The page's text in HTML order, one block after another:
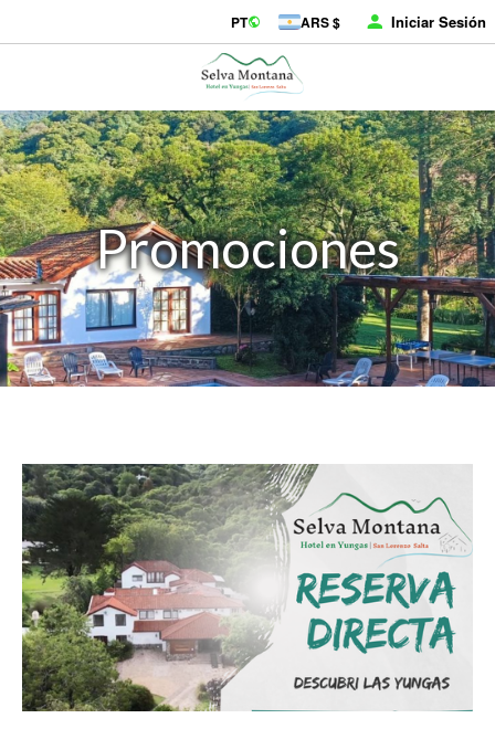
PT ARS $ Iniciar Sesión
Promociones